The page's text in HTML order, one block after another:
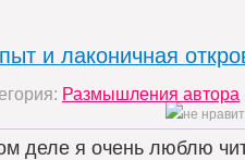
и лаконичная
Размышления автора
деле я очень люблю